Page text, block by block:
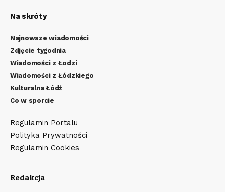
Na skróty
Najnowsze wiadomości
Zdjęcie tygodnia
Wiadomości z Łodzi
Wiadomości z Łódzkiego
Kulturalna Łódź
Co w sporcie
Regulamin Portalu
Polityka Prywatności
Regulamin Cookies
Redakcja